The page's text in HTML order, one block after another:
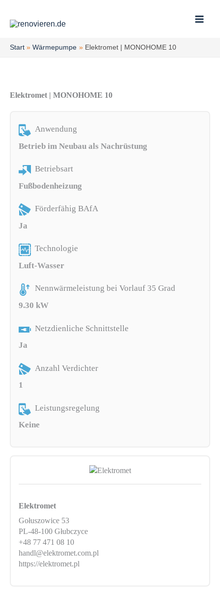
springen
Start Wärmepumpe Elektromet | MONOHOME 10
Elektromet | MONOHOME 10
Anwendung
Betrieb im Neubau als Nachrüstung
Betriebsart
Fußbodenheizung
Förderfähig BAfA
Ja
Technologie
Luft-Wasser
Nennwärmeleistung bei Vorlauf 35 Grad
9.30 kW
Netzdienliche Schnittstelle
Ja
Anzahl Verdichter
1
Leistungsregelung
Keine
Elektromet
Gołuszowice 53
PL-48-100 Głubczyce
+48 77 471 08 10
handl@elektromet.com.pl
https://elektromet.pl